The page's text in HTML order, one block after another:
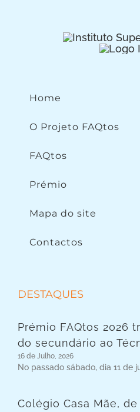
Home
O Projeto FAQtos
FAQtos
Prémio
Mapa do site
Contactos
DESTAQUES
Prémio FAQtos 2026
do secundário ao
16 de Julho, 2026
No passado sábado, dia 11 de
Colégio Casa Mãe,